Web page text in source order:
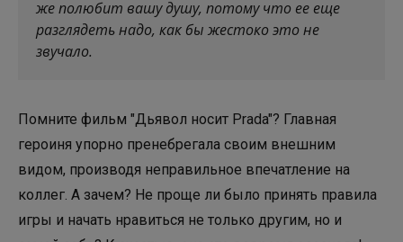
же полюбит вашу душу, потому что ее еще
разглядеть надо, как бы жестоко это не
звучало.
Помните фильм "Дьявол носит Prada"? Главная
героиня упорно пренебрегала своим внешним
видом, производя неправильное впечатление на
коллег. А зачем? Не проще ли было принять правила
игры и начать нравиться не только другим, но и